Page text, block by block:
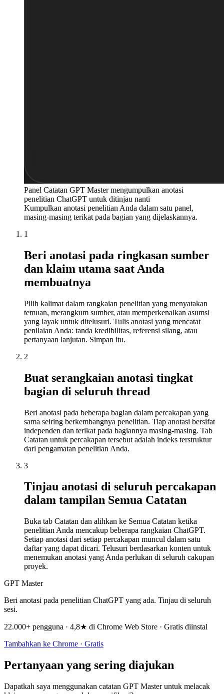
Panel Catatan GPT Master mengumpulkan anotasi
penelitian ChatGPT untuk ditinjau nanti
Kumpulkan anotasi penelitian Anda dalam satu panel,
masing-masing terikat pada bagian yang dijelaskannya.
1
Beri anotasi pada ringkasan sumber
dan klaim utama saat Anda
membuatnya
Pilih kalimat dalam rangkaian penelitian yang menyatakan
temuan, merangkum sumber, atau memperkenalkan asumsi
yang layak untuk ditelusuri. Tulis anotasi yang mencatat
penilaian Anda: tanda kredibilitas, referensi silang, atau
pertanyaan lanjutan. Simpan itu.
2
Buat serangkaian anotasi tingkat
bagian di seluruh thread
Beri anotasi pada beberapa bagian dalam percakapan yang
sama seiring berkembangnya penelitian. Tiap anotasi bersifat
independen dan terikat pada bagiannya masing-masing. Tab
Catatan untuk percakapan tersebut adalah indeks terstruktur
dari pengamatan penelitian Anda.
3
Tinjau anotasi di seluruh percakapan
dalam tampilan Semua Catatan
Buka tab Catatan dan alihkan ke Semua Catatan ketika
penelitian Anda mencakup beberapa rangkaian ChatGPT.
Setiap anotasi dari setiap percakapan muncul dalam satu
daftar yang dapat dicari. Telusuri berdasarkan konten untuk
menemukan anotasi yang Anda perlukan di seluruh cakupan
proyek.
GPT Master
Beri anotasi pada penelitian ChatGPT yang ada. Tinjau di seluruh
sesi.
22.000+ pengguna · 4,8★ di Chrome Web Store · Gratis diinstal
Tambahkan ke Chrome · Gratis
Pertanyaan yang sering diajukan
Dapatkah saya menggunakan catatan GPT Master untuk melacak